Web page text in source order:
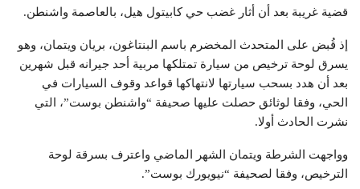
قضية غريبة بعد أن أثار غضب حي كابيتول هيل، بالعاصمة واشنطن.
إذ قُبض على المتحدث المخضرم باسم البنتاغون، بريان ويتمان، وهو
يسرق لوحة ترخيص من سيارة تمتلكها مربية أحد جيرانه قبل شهرين
بعد أن هدد بسحب سيارتها لانتهاكها قواعد وقوف السيارات في
الحي، وفقا لوثائق حصلت عليها صحيفة “واشنطن بوست”، التي
نشرت الحادث أولا.
وواجهت الشرطة ويتمان الشهر الماضي واعترف بسرقة لوحة
الترخيص، وفقا لصحيفة “نيويورك بوست”.